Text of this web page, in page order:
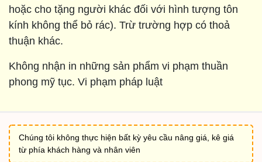
hoặc cho tặng người khác đối với hình tượng tôn
kính không thể bỏ rác). Trừ trường hợp có thoả
thuận khác.
Không nhận in những sản phẩm vi phạm thuần
phong mỹ tục. Vi phạm pháp luật
Chúng tôi không thực hiện bất kỳ yêu cầu nâng giá, kê giá
từ phía khách hàng và nhân viên